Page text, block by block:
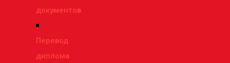
документов
Перевод
диплома